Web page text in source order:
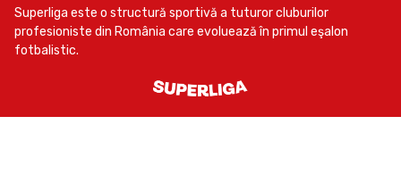
Superliga este o structură sportivă a tuturor cluburilor
profesioniste din România care evoluează în primul eşalon
fotbalistic.